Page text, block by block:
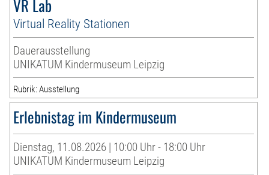
VR Lab
Virtual Reality Stationen
Dauerausstellung
UNIKATUM Kindermuseum Leipzig
Rubrik: Ausstellung
Erlebnistag im Kindermuseum
Dienstag, 11.08.2026 | 10:00 Uhr - 18:00 Uhr
UNIKATUM Kindermuseum Leipzig